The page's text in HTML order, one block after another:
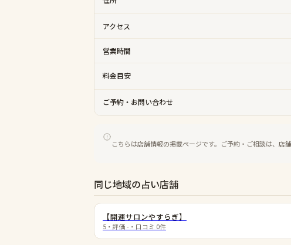
アクセス
営業時間
料金目安
ご予約・お問い合わせ
こちらは店舗情報の掲載ページです。ご予約・ご相談は、店
同じ地域の占い店舗
【開運サロンやすらぎ】
5 ・評価 - ・口コミ 0件